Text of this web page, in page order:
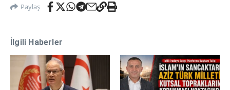
Paylaş
İlgili Haberler